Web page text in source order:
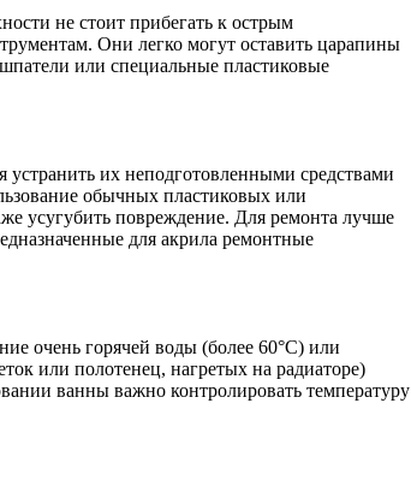
не стоит прибегать к острым
Они легко могут оставить царапины
или специальные пластиковые
их неподготовленными средствами
обычных пластиковых или
усугубить повреждение. Для ремонта лучше
для акрила ремонтные
очень горячей воды (более 60°C) или
или полотенец, нагретых на радиаторе)
ванны важно контролировать температуру